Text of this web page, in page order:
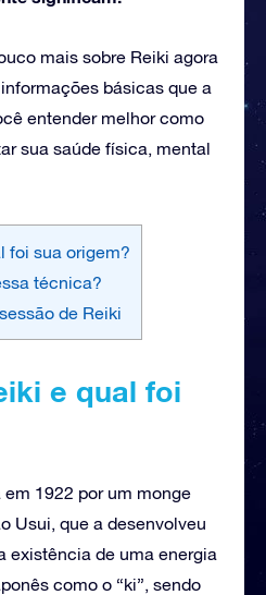
mais sobre Reiki agora
básicas que a
entender melhor como
sua saúde física, mental
foi sua origem?
técnica?
de Reiki
e qual foi
1922 por um monge
Usui, que a desenvolveu
existência de uma energia
como o “ki”, sendo